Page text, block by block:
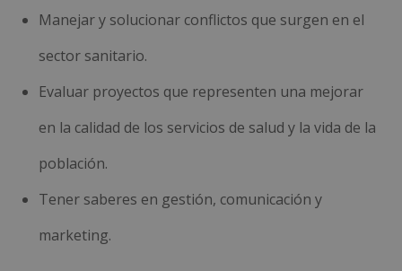
Manejar y solucionar conflictos que surgen en el
sector sanitario.
Evaluar proyectos que representen una mejorar
en la calidad de los servicios de salud y la vida de la
población.
Tener saberes en gestión, comunicación y
marketing.